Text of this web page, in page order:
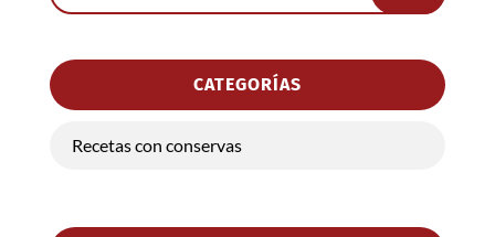
CATEGORÍAS
Recetas con conservas